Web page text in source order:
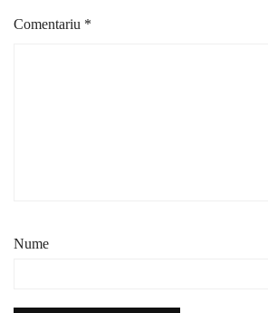
Comentariu *
Nume